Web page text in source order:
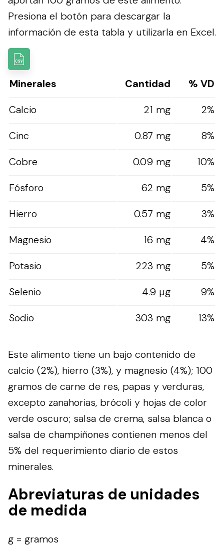
Presiona el botón para descargar la
información de esta tabla y utilizarla en Excel.
Minerales Cantidad
% VD
Calcio
21 mg
2%
Cinc
0.87 mg
8%
Cobre
0.09 mg
10%
Fósforo
62 mg
5%
Hierro
0.57 mg
3%
Magnesio
16 mg
4%
Potasio
223 mg
5%
Selenio
4.9 µg
9%
Sodio
303 mg 13%
Este alimento tiene un bajo contenido de
calcio (2%), hierro (3%), y magnesio (4%); 100
gramos de carne de res, papas y verduras,
excepto zanahorias, brócoli y hojas de color
verde oscuro; salsa de crema, salsa blanca o
salsa de champiñones contienen menos del
5% del requerimiento diario de estos
minerales.
Abreviaturas de unidades
de medida
g = gramos